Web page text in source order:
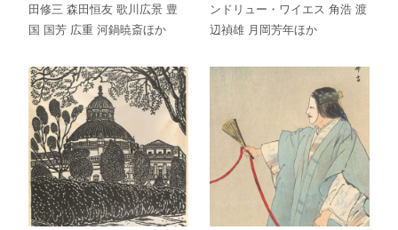
田修三 森田恒友 歌川広景 豊
国 国芳 広重 河鍋暁斎ほか
ンドリュー・ワイエス 角浩 渡
辺禎雄 月岡芳年ほか